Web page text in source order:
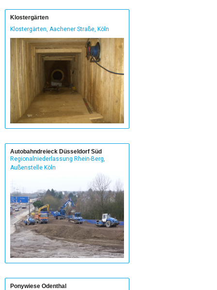
Klostergärten
Klostergärten, Aachener Straße, Köln
Autobahndreieck Düsseldorf Süd
Regionalniederlassung Rhein-Berg,
Außenstelle Köln
Ponywiese Odenthal